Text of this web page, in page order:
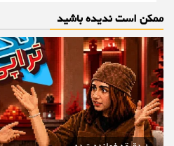
ممکن است ندیده باشید